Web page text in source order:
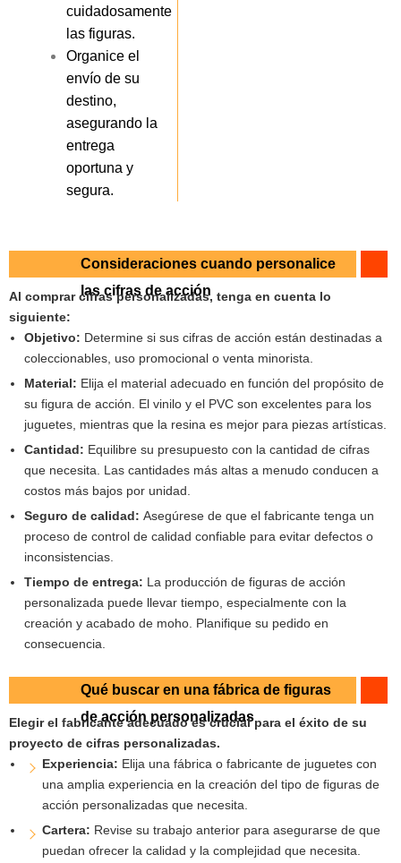
cuidadosamente
las figuras.
Organice el
envío de su
destino,
asegurando la
entrega
oportuna y
segura.
Consideraciones cuando personalice
las cifras de acción
Al comprar cifras personalizadas, tenga en cuenta lo
siguiente:
Objetivo: Determine si sus cifras de acción están destinadas a
coleccionables, uso promocional o venta minorista.
Material: Elija el material adecuado en función del propósito de
su figura de acción. El vinilo y el PVC son excelentes para los
juguetes, mientras que la resina es mejor para piezas artísticas.
Cantidad: Equilibre su presupuesto con la cantidad de cifras
que necesita. Las cantidades más altas a menudo conducen a
costos más bajos por unidad.
Seguro de calidad: Asegúrese de que el fabricante tenga un
proceso de control de calidad confiable para evitar defectos o
inconsistencias.
Tiempo de entrega: La producción de figuras de acción
personalizada puede llevar tiempo, especialmente con la
creación y acabado de moho. Planifique su pedido en
consecuencia.
Qué buscar en una fábrica de figuras
de acción personalizadas
Elegir el fabricante adecuado es crucial para el éxito de su
proyecto de cifras personalizadas.
Experiencia: Elija una fábrica o fabricante de juguetes con
una amplia experiencia en la creación del tipo de figuras de
acción personalizadas que necesita.
Cartera: Revise su trabajo anterior para asegurarse de que
puedan ofrecer la calidad y la complejidad que necesita.